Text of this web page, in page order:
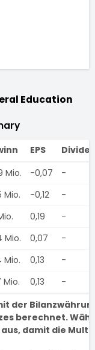
Education
EPS
Mio. -0,07
-
Mio. -0,12
-
0,19
-
Mio. 0,07
-
Mio. 0,13
-
Mio. 0,13
-
der
berechnet.
damit die